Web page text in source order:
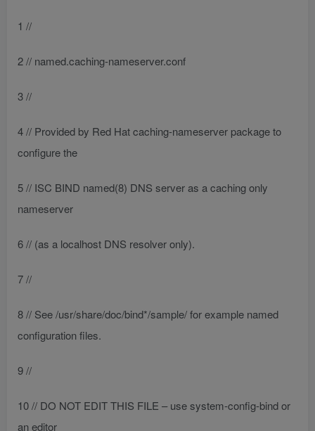
1 //
2 // named.caching-nameserver.conf
3 //
4 // Provided by Red Hat caching-nameserver package to
configure the
5 // ISC BIND named(8) DNS server as a caching only
nameserver
6 // (as a localhost DNS resolver only).
7 //
8 // See /usr/share/doc/bind*/sample/ for example named
configuration files.
9 //
10 // DO NOT EDIT THIS FILE – use system-config-bind or
an editor